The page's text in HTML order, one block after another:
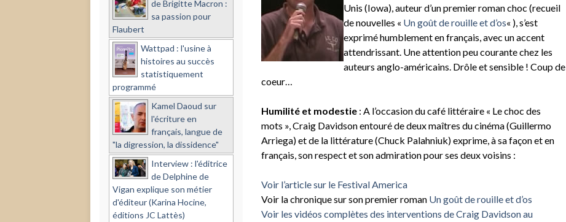
Unis (Iowa), auteur d’un premier roman choc (recueil
de nouvelles « Un goût de rouille et d’os« ), s’est
exprimé humblement en français, avec un accent
attendrissant. Une attention peu courante chez les
auteurs anglo-américains. Drôle et sensible ! Coup de
coeur…
Humilité et modestie: A l’occasion du café littéraire « Le choc des
mots », Craig Davidson entouré de deux maîtres du cinéma (Guillermo
Arriega) et de la littérature (Chuck Palahniuk) exprime, à sa façon et en
français, son respect et son admiration pour ses deux voisins :
Voir l’article sur le Festival America
Voir la chronique sur son premier roman Un goût de rouille et d’os
Voir les vidéos complètes des interventions de Craig Davidson au
de Brigitte Macron :
sa passion pour
Flaubert
Wattpad : l'usine à
histoires au succès
statistiquement
programmé
Kamel Daoud sur
l'écriture en
français, langue de
"la digression, la dissidence"
Interview : l'éditrice
de Delphine de
Vigan explique son métier
d'éditeur (Karina Hocine,
éditions JC Lattès)